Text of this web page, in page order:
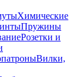
Химические
Пружины
Розетки и
Вилки,